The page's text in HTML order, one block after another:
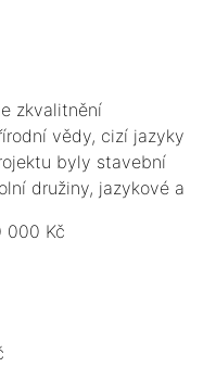
zkvalitnění
vědy, cizí jazyky
byly stavební
družiny, jazykové a
000 Kč